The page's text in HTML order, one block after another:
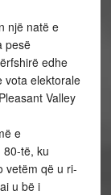
një natë e
pesë
edhe
vota elektorale
Valley
e
80-të, ku
vetëm që u ri-
u bë i